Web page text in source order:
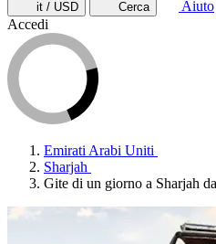
it / USD Cerca
Aiuto
Accedi
Emirati Arabi Uniti
Sharjah
Gite di un giorno a Sharjah